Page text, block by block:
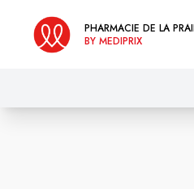
PHARMACIE DE LA
BY MEDIPRIX